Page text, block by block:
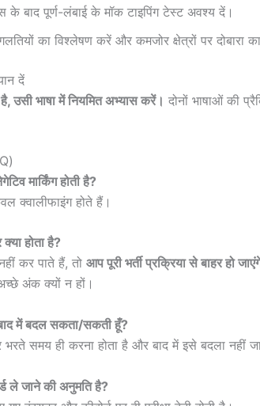
के बाद पूर्ण-लंबाई के मॉक टाइपिंग टेस्ट अवश्य दें।
का विश्लेषण करें और कमजोर क्षेत्रों पर दोबारा
दें
है, उसी भाषा में नियमित अभ्यास करें। दोनों भाषाओं की
मार्किंग होती है?
क्वालीफाइंग होते हैं।
होता है?
कर पाते हैं, तो आप पूरी भर्ती प्रक्रिया से बाहर हो
अंक क्यों न हों।
बाद में बदल सकता/सकती हूँ?
भरते समय ही करना होता है और बाद में इसे बदला नहीं
ले जाने की अनुमति है?